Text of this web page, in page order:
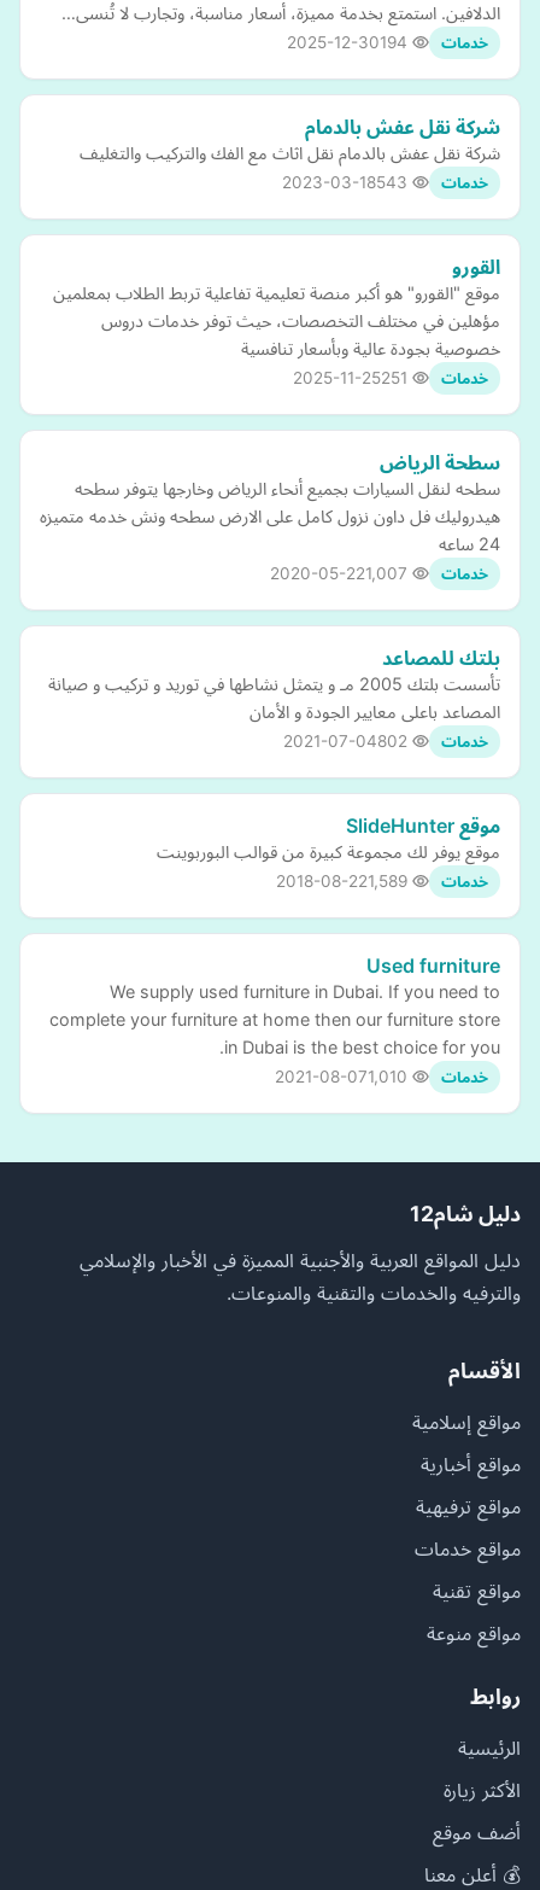
الدلافين. استمتع بخدمة مميزة، أسعار مناسبة، وتجارب لا تُنسى…
خدمات 2025-12-30
شركة نقل عفش بالدمام
شركة نقل عفش بالدمام نقل اثاث مع الفك والتركيب والتغليف
خدمات 2023-03-18
القورو
موقع "القورو" هو أكبر منصة تعليمية تفاعلية تربط الطلاب بمعلمين
مؤهلين في مختلف التخصصات، حيث توفر خدمات دروس
خصوصية بجودة عالية وبأسعار تنافسية
خدمات 2025-11-25
سطحة الرياض
سطحه لنقل السيارات بجميع أنحاء الرياض وخارجها يتوفر سطحه
هيدروليك فل داون نزول كامل على الارض سطحه ونش خدمه متميزه
24 ساعه
خدمات 2020-05-22
بلتك للمصاعد
تأسست بلتك 2005 مـ و يتمثل نشاطها في توريد و تركيب و صيانة
المصاعد باعلى معايير الجودة و الأمان
خدمات 2021-07-04
موقع SlideHunter
‏موقع يوفر لك مجموعة كبيرة من قوالب البوربوينت
خدمات 2018-08-22
Used furniture
We supply used furniture in Dubai. If you need to
complete your furniture at home then our furniture store
in Dubai is the best choice for you.
خدمات 2021-08-07
دليل شام12
دليل المواقع العربية والأجنبية المميزة في الأخبار والإسلامي
والترفيه والخدمات والتقنية والمنوعات.
الأقسام
مواقع إسلامية
مواقع أخبارية
مواقع ترفيهية
مواقع خدمات
مواقع تقنية
مواقع منوعة
روابط
الرئيسية
الأكثر زيارة
أضف موقع
💰 أعلن معنا